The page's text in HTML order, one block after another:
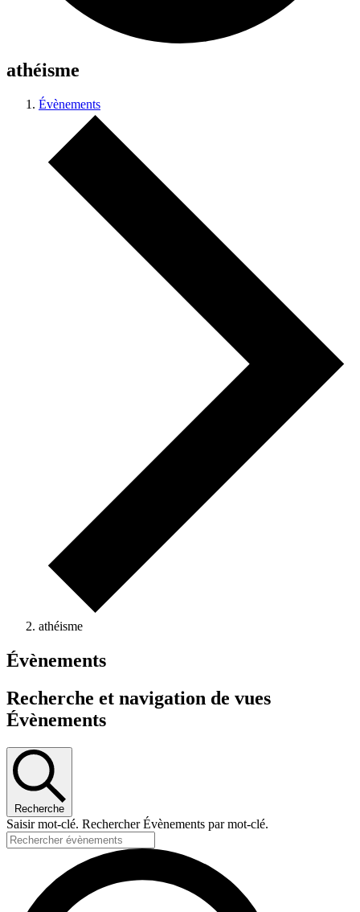
athéisme
Évènements
athéisme
Évènements
Recherche et navigation de vues
Évènements
Recherche
Saisir mot-clé. Rechercher Évènements par mot-clé.